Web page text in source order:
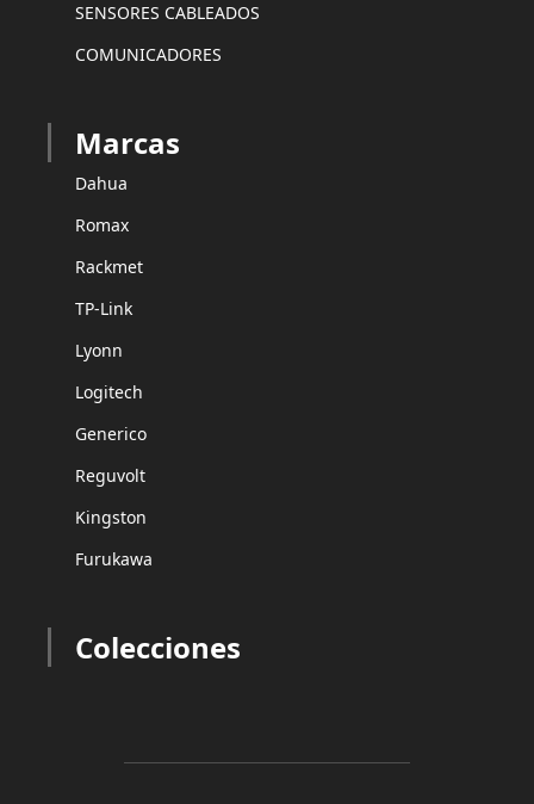
SENSORES CABLEADOS
COMUNICADORES
Marcas
Dahua
Romax
Rackmet
TP-Link
Lyonn
Logitech
Generico
Reguvolt
Kingston
Furukawa
Colecciones